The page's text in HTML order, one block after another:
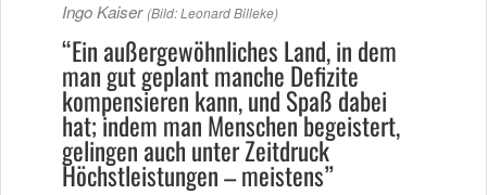
Ingo Kaiser (Bild: Leonard Billeke)
“Ein außergewöhnliches Land, in dem
man gut geplant manche Defizite
kompensieren kann, und Spaß dabei
hat; indem man Menschen begeistert,
gelingen auch unter Zeitdruck
Höchstleistungen – meistens”